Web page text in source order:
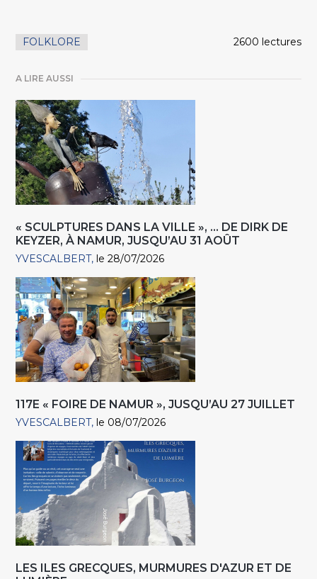
FOLKLORE 2600 lectures
A LIRE AUSSI
« SCULPTURES DANS LA VILLE », … DE DIRK DE
KEYZER, À NAMUR, JUSQU’AU 31 AOÛT
YVESCALBERT le 28/07/2026
117E « FOIRE DE NAMUR », JUSQU’AU 27 JUILLET
YVESCALBERT le 08/07/2026
LES ILES GRECQUES, MURMURES D'AZUR ET DE